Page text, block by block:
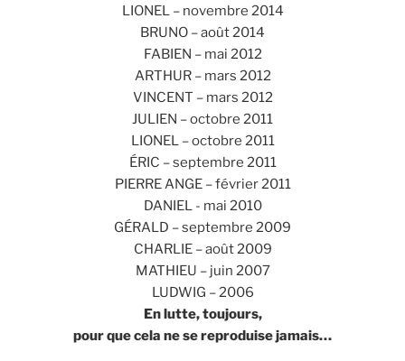
LIONEL – novembre 2014
BRUNO – août 2014
FABIEN – mai 2012
ARTHUR – mars 2012
VINCENT – mars 2012
JULIEN – octobre 2011
LIONEL – octobre 2011
ÉRIC – septembre 2011
PIERRE ANGE – février 2011
DANIEL - mai 2010
GÉRALD – septembre 2009
CHARLIE – août 2009
MATHIEU – juin 2007
LUDWIG – 2006
En lutte, toujours,
pour que cela ne se reproduise jamais…